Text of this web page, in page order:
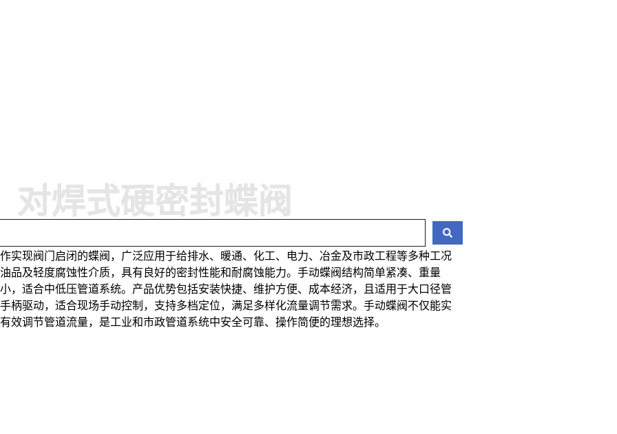
对焊式硬密封蝶阀
实现阀门启闭的蝶阀，广泛应用于给排水、暖通、化工、电力、冶金及市政工程等多种工况
品及轻度腐蚀性介质，具有良好的密封性能和耐腐蚀能力。手动蝶阀结构简单紧凑、重量
，适合中低压管道系统。产品优势包括安装快捷、维护方便、成本经济，且适用于大口径管
柄驱动，适合现场手动控制，支持多档定位，满足多样化流量调节需求。手动蝶阀不仅能实
效调节管道流量，是工业和市政管道系统中安全可靠、操作简便的理想选择。